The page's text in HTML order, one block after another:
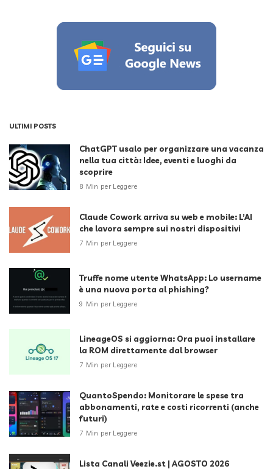
ULTIMI POSTS
ChatGPT usalo per organizzare una vacanza
nella tua città: Idee, eventi e luoghi da
scoprire
8 Min per Leggere
Claude Cowork arriva su web e mobile: L’AI
che lavora sempre sui nostri dispositivi
7 Min per Leggere
Truffe nome utente WhatsApp: Lo username
è una nuova porta al phishing?
9 Min per Leggere
LineageOS si aggiorna: Ora puoi installare
la ROM direttamente dal browser
7 Min per Leggere
QuantoSpendo: Monitorare le spese tra
abbonamenti, rate e costi ricorrenti (anche
futuri)
7 Min per Leggere
Lista Canali Veezie.st | AGOSTO 2026